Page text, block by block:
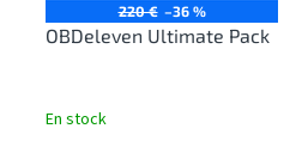
220 € –36 %
OBDeleven Ultimate Pack
En stock